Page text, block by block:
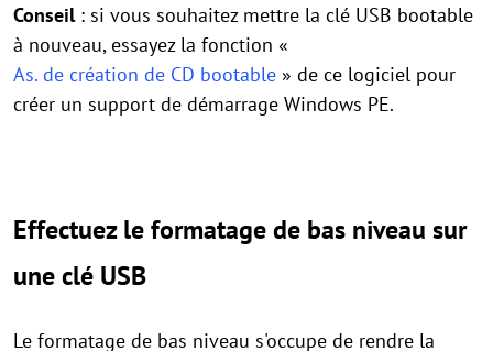
Conseil: si vous souhaitez mettre la clé USB bootable
à nouveau, essayez la fonction «
As. de création de CD bootable » de ce logiciel pour
créer un support de démarrage Windows PE.
Effectuez le formatage de bas niveau sur
une clé USB
Le formatage de bas niveau s'occupe de rendre la